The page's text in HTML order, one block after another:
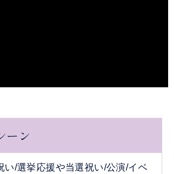
ーン
い/選挙応援や当選祝い/公演/イベ